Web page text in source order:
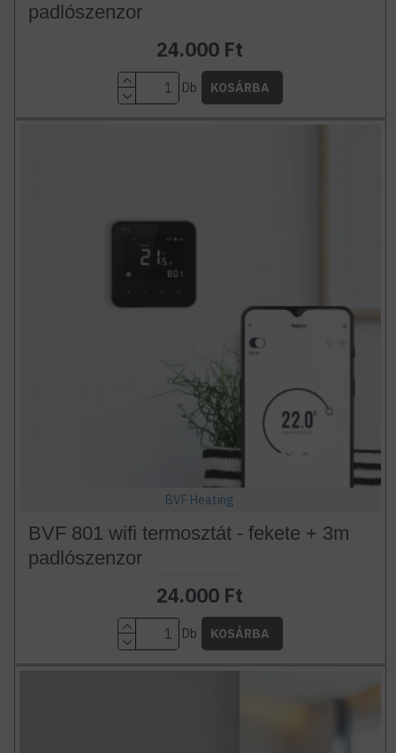
padlószenzor
24.000 Ft
Db KOSÁRBA
BVF Heating
BVF 801 wifi termosztát - fekete + 3m
padlószenzor
24.000 Ft
Db KOSÁRBA